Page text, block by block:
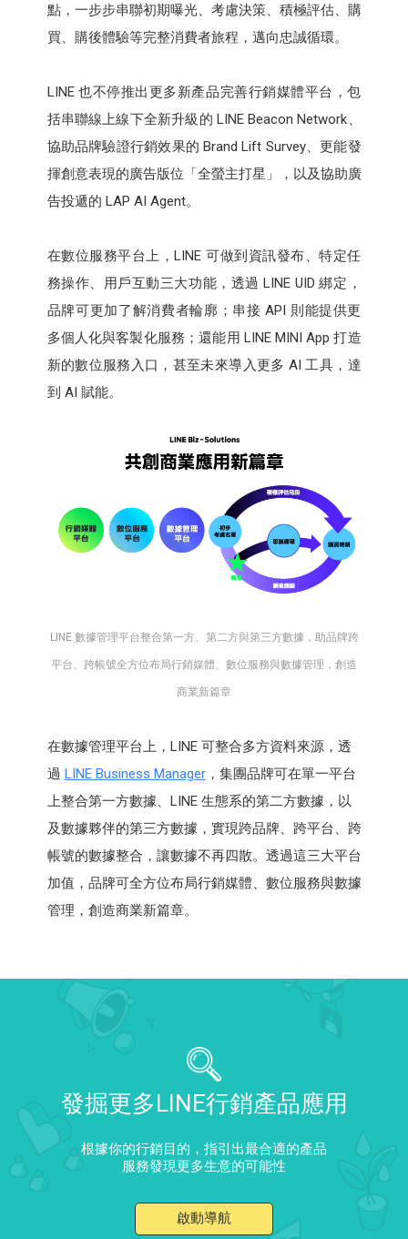
點，一步步串聯初期曝光、考慮決策、積極評估、購
買、購後體驗等完整消費者旅程，邁向忠誠循環。
LINE 也不停推出更多新產品完善行銷媒體平台，包
括串聯線上線下全新升級的 LINE Beacon Network、
協助品牌驗證行銷效果的 Brand Lift Survey、更能發
揮創意表現的廣告版位「全螢主打星」，以及協助廣
告投遞的 LAP AI Agent。
在數位服務平台上，LINE 可做到資訊發布、特定任
務操作、用戶互動三大功能，透過 LINE UID 綁定，
品牌可更加了解消費者輪廓；串接 API 則能提供更
多個人化與客製化服務；還能用 LINE MINI App 打造
新的數位服務入口，甚至未來導入更多 AI 工具，達
到 AI 賦能。
LINE 數據管理平台整合第一方、第二方與第三方數據，助品牌跨
平台、跨帳號全方位布局行銷媒體、數位服務與數據管理，創造
商業新篇章
在數據管理平台上，LINE 可整合多方資料來源，透
過 LINE Business Manager，集團品牌可在單一平台
上整合第一方數據、LINE 生態系的第二方數據，以
及數據夥伴的第三方數據，實現跨品牌、跨平台、跨
帳號的數據整合，讓數據不再四散。透過這三大平台
加值，品牌可全方位布局行銷媒體、數位服務與數據
管理，創造商業新篇章。
發掘更多LINE行銷產品應用
根據你的行銷目的，指引出最合適的產品
服務發現更多生意的可能性
啟動導航